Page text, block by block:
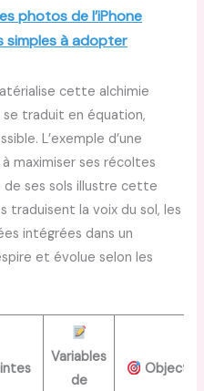
photos de l’iPhone
simples à adopter
cette alchimie
traduit en équation,
L’exemple d’une
maximiser ses récoltes
ses sols illustre cette
traduisent la voix du sol, les
intégrées dans un
et évolue selon les
Variables
de
Objectif